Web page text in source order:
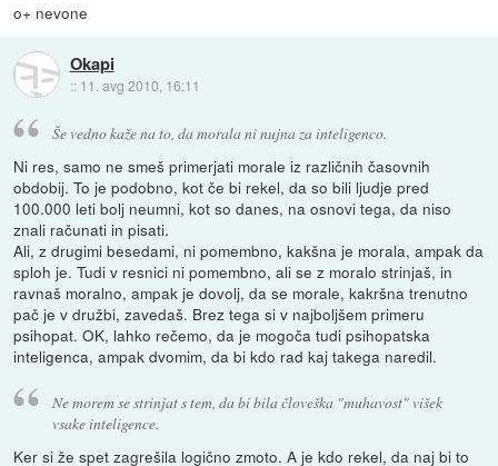
o+ nevone
Okapi
:: 11. avg 2010, 16:11
Še vedno kaže na to, da morala ni nujna za inteligenco.
Ni res, samo ne smeš primerjati morale iz različnih časovnih
obdobij. To je podobno, kot če bi rekel, da so bili ljudje pred
100.000 leti bolj neumni, kot so danes, na osnovi tega, da niso
znali računati in pisati.
Ali, z drugimi besedami, ni pomembno, kakšna je morala, ampak da
sploh je. Tudi v resnici ni pomembno, ali se z moralo strinjaš, in
ravnaš moralno, ampak je dovolj, da se morale, kakršna trenutno
pač je v družbi, zavedaš. Brez tega si v najboljšem primeru
psihopat. OK, lahko rečemo, da je mogoča tudi psihopatska
inteligenca, ampak dvomim, da bi kdo rad kaj takega naredil.
Ne morem se strinjat s tem, da bi bila človeška "muhavost" višek
vsake inteligence.
Ker si že spet zagrešila logično zmoto. A je kdo rekel, da naj bi to